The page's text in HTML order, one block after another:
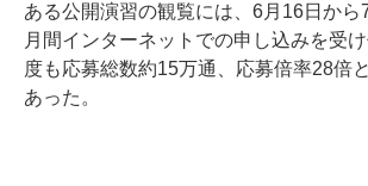
ある公開演習の観覧には、6月16日から
月間インターネットでの申し込みを受
度も応募総数約15万通、応募倍率28倍
あった。